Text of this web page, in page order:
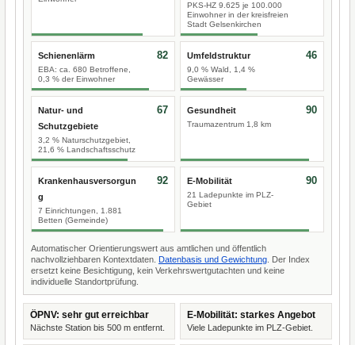
PKS-HZ 9.625 je 100.000
Einwohner in der kreisfreien
Stadt Gelsenkirchen
Schienenlärm
EBA: ca. 680 Betroffene,
0,3 % der Einwohner
82 Umfeldstruktur
9,0 % Wald, 1,4 %
Gewässer
46
Natur- und
Schutzgebiete
3,2 % Naturschutzgebiet,
21,6 % Landschaftsschutz
67 Gesundheit
Traumazentrum 1,8 km
90
Krankenhausversorgun
g
7 Einrichtungen, 1.881
Betten (Gemeinde)
92 E-Mobilität
21 Ladepunkte im PLZ-
Gebiet
90
Automatischer Orientierungswert aus amtlichen und öffentlich
nachvollziehbaren Kontextdaten. Datenbasis und Gewichtung . Der Index
ersetzt keine Besichtigung, kein Verkehrswertgutachten und keine
individuelle Standortprüfung.
ÖPNV: sehr gut erreichbar
Nächste Station bis 500 m entfernt.
E-Mobilität: starkes Angebot
Viele Ladepunkte im PLZ-Gebiet.